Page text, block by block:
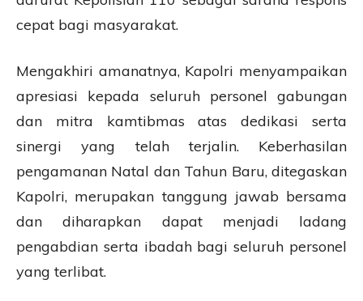
cepat bagi masyarakat.
Mengakhiri amanatnya, Kapolri menyampaikan
apresiasi kepada seluruh personel gabungan
dan mitra kamtibmas atas dedikasi serta
sinergi yang telah terjalin. Keberhasilan
pengamanan Natal dan Tahun Baru, ditegaskan
Kapolri, merupakan tanggung jawab bersama
dan diharapkan dapat menjadi ladang
pengabdian serta ibadah bagi seluruh personel
yang terlibat.